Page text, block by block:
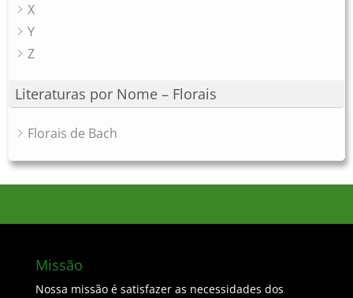
X
Y
Z
Literaturas por Nome – Florais
Florais de Bach
Missão
Nossa missão é satisfazer as necessidades dos